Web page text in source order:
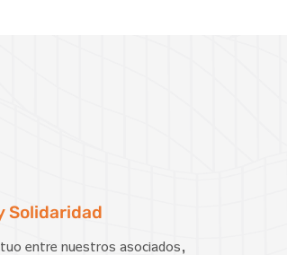
Solidaridad
entre nuestros asociados,